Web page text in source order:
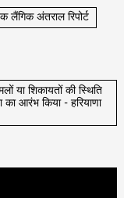
लैंगिक अंतराल रिपोर्ट
या शिकायतों की स्थिति
आरंभ किया - हरियाणा